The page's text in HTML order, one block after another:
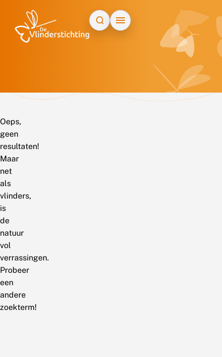
Oeps,
geen
resultaten!
Maar
net
als
vlinders,
is
de
natuur
vol
verrassingen.
Probeer
een
andere
zoekterm!